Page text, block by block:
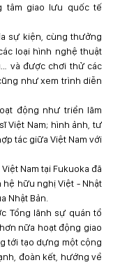
tâm giao lưu quốc tế
sự kiện, cùng thưởng
loại hình nghệ thuật
và được chơi thử các
như xem trình diễn
động như triển lãm
Việt Nam; hình ảnh, tư
tác giữa Việt Nam với
Nam tại Fukuoka đã
hệ hữu nghị Việt - Nhật
Nhật Bản.
Tổng lãnh sự quán tổ
nữa hoạt động giao
tới tạo dựng một cộng
đoàn kết, hướng về